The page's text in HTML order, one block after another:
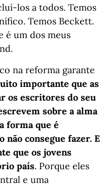
los a todos. Temos
Temos Beckett.
é um dos meus
na reforma garante
importante que as
os escritores do seu
sobre a alma
forma que é
consegue fazer. E
que os jovens
país. Porque eles
e uma